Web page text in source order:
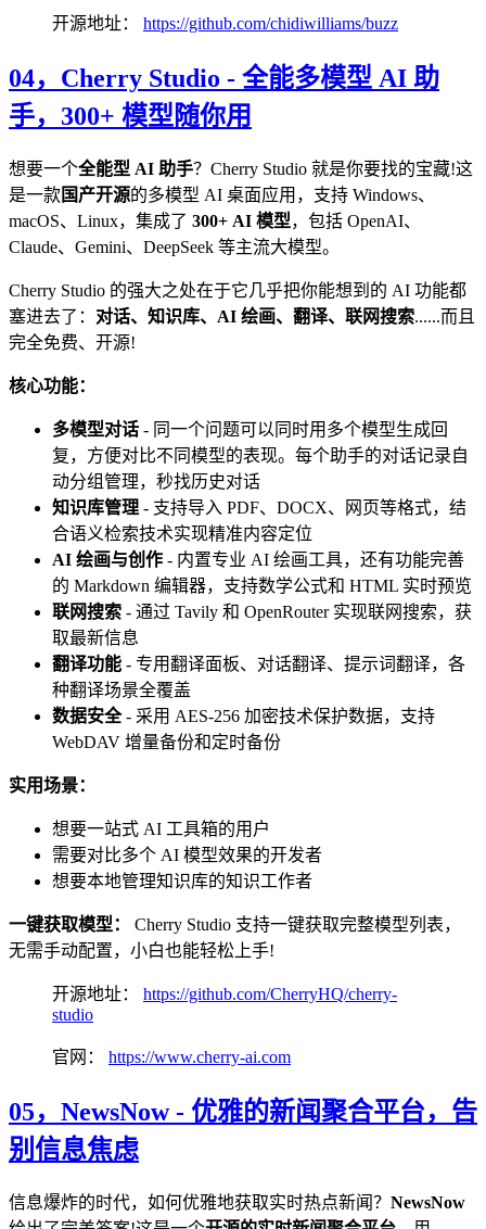
开源地址： https://github.com/chidiwilliams/buzz
04， Cherry Studio - 全能多模型 AI 助
手，300+ 模型随你用
想要一个全能型 AI 助手？Cherry Studio 就是你要找的宝藏!这
是一款国产开源的多模型 AI 桌面应用，支持 Windows、
macOS、Linux，集成了 300+ AI 模型，包括 OpenAI、
Claude、Gemini、DeepSeek 等主流大模型。
Cherry Studio 的强大之处在于它几乎把你能想到的 AI 功能都
塞进去了： 对话、知识库、AI 绘画、翻译、联网搜索......而且
完全免费、开源!
核心功能：
多模型对话 - 同一个问题可以同时用多个模型生成回
复，方便对比不同模型的表现。每个助手的对话记录自
动分组管理，秒找历史对话
知识库管理 - 支持导入 PDF、DOCX、网页等格式，结
合语义检索技术实现精准内容定位
AI 绘画与创作 - 内置专业 AI 绘画工具，还有功能完善
的 Markdown 编辑器，支持数学公式和 HTML 实时预览
联网搜索 - 通过 Tavily 和 OpenRouter 实现联网搜索，获
取最新信息
翻译功能 - 专用翻译面板、对话翻译、提示词翻译，各
种翻译场景全覆盖
数据安全- 采用 AES-256 加密技术保护数据，支持
WebDAV 增量备份和定时备份
实用场景：
想要一站式 AI 工具箱的用户
需要对比多个 AI 模型效果的开发者
想要本地管理知识库的知识工作者
一键获取模型：
Cherry Studio 支持一键获取完整模型列表，
无需手动配置，小白也能轻松上手!
开源地址： https://github.com/CherryHQ/cherry-
studio
官网： https://www.cherry-ai.com
05， NewsNow - 优雅的新闻聚合平台，告
别信息焦虑
信息爆炸的时代，如何优雅地获取实时热点新闻？ NewsNow